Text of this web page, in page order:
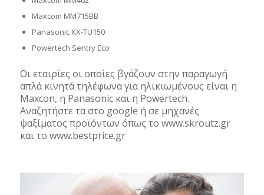
Maxcom MM715BB
Panasonic KX-TU150
Powertech Sentry Eco
Οι εταιρίες οι οποίες βγάζουν στην παραγωγή
απλά κινητά τηλέφωνα για ηλικιωμένους είναι η
Maxcon, η Panasonic και η Powertech.
Αναζητήστε τα στο google ή σε μηχανές
ψαξίματος προϊόντων όπως το www.skroutz.gr
και το www.bestprice.gr